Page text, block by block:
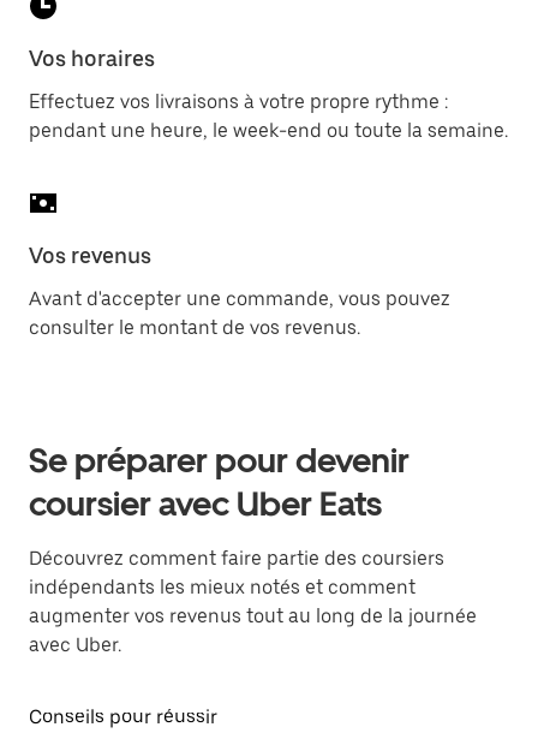
Vos horaires
Effectuez vos livraisons à votre propre rythme :
pendant une heure, le week-end ou toute la semaine.
Vos revenus
Avant d'accepter une commande, vous pouvez
consulter le montant de vos revenus.
Se préparer pour devenir
coursier avec Uber Eats
Découvrez comment faire partie des coursiers
indépendants les mieux notés et comment
augmenter vos revenus tout au long de la journée
avec Uber.
Conseils pour réussir